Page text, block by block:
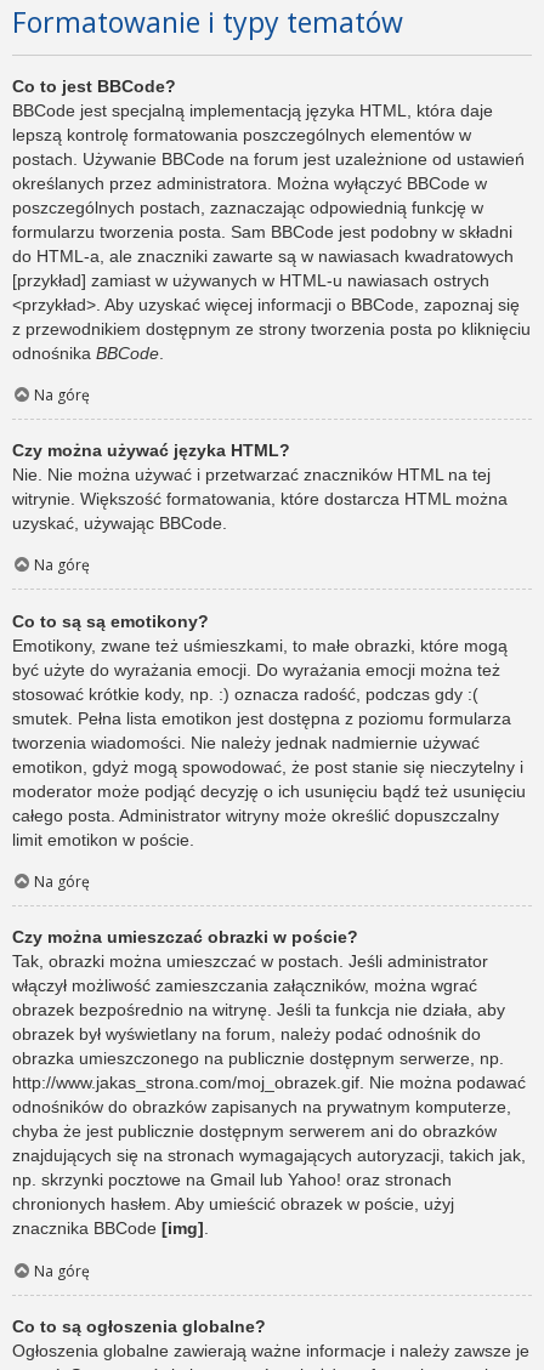
Formatowanie i typy tematów
Co to jest BBCode?
BBCode jest specjalną implementacją języka HTML, która daje
lepszą kontrolę formatowania poszczególnych elementów w
postach. Używanie BBCode na forum jest uzależnione od ustawień
określanych przez administratora. Można wyłączyć BBCode w
poszczególnych postach, zaznaczając odpowiednią funkcję w
formularzu tworzenia posta. Sam BBCode jest podobny w składni
do HTML-a, ale znaczniki zawarte są w nawiasach kwadratowych
[przykład] zamiast w używanych w HTML-u nawiasach ostrych
<przykład>. Aby uzyskać więcej informacji o BBCode, zapoznaj się
z przewodnikiem dostępnym ze strony tworzenia posta po kliknięciu
odnośnika BBCode
Na górę
Czy można używać języka HTML?
Nie. Nie można używać i przetwarzać znaczników HTML na tej
witrynie. Większość formatowania, które dostarcza HTML można
uzyskać, używając BBCode.
Na górę
Co to są są emotikony?
Emotikony, zwane też uśmieszkami, to małe obrazki, które mogą
być użyte do wyrażania emocji. Do wyrażania emocji można też
stosować krótkie kody, np. :) oznacza radość, podczas gdy :(
smutek. Pełna lista emotikon jest dostępna z poziomu formularza
tworzenia wiadomości. Nie należy jednak nadmiernie używać
emotikon, gdyż mogą spowodować, że post stanie się nieczytelny i
moderator może podjąć decyzję o ich usunięciu bądź też usunięciu
całego posta. Administrator witryny może określić dopuszczalny
limit emotikon w poście.
Na górę
Czy można umieszczać obrazki w poście?
Tak, obrazki można umieszczać w postach. Jeśli administrator
włączył możliwość zamieszczania załączników, można wgrać
obrazek bezpośrednio na witrynę. Jeśli ta funkcja nie działa, aby
obrazek był wyświetlany na forum, należy podać odnośnik do
obrazka umieszczonego na publicznie dostępnym serwerze, np.
http://www.jakas_strona.com/moj_obrazek.gif. Nie można podawać
odnośników do obrazków zapisanych na prywatnym komputerze,
chyba że jest publicznie dostępnym serwerem ani do obrazków
znajdujących się na stronach wymagających autoryzacji, takich jak,
np. skrzynki pocztowe na Gmail lub Yahoo! oraz stronach
chronionych hasłem. Aby umieścić obrazek w poście, użyj
znacznika BBCode [img].
Na górę
Co to są ogłoszenia globalne?
Ogłoszenia globalne zawierają ważne informacje i należy zawsze je